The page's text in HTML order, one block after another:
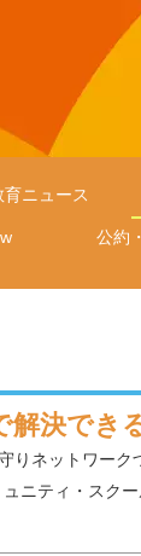
ニュース
公約
決でき
りネットワーク
ニティ・スクー